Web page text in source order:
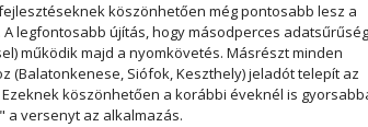
köszönhetően még pontosabb lesz a
legfontosabb újítás, hogy másodperces
működik majd a nyomkövetés. Másrészt minden
(Balatonkenese, Siófok, Keszthely) jeladót telepít az
köszönhetően a korábbi éveknél is
a versenyt az alkalmazás.